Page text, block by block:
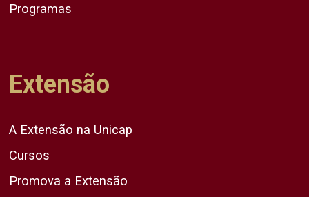
Programas
Extensão
A Extensão na Unicap
Cursos
Promova a Extensão